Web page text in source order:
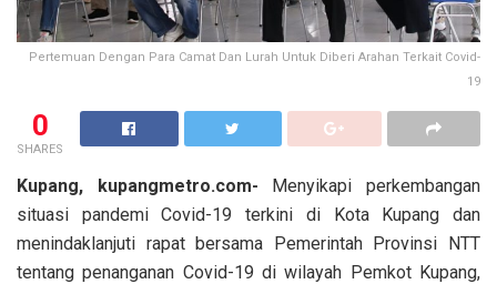
Pertemuan Dengan Para Camat Dan Lurah Untuk Diberi Arahan Terkait Covid-
19
0
SHARES
Kupang, kupangmetro.com- Menyikapi perkembangan
situasi pandemi Covid-19 terkini di Kota Kupang dan
menindaklanjuti rapat bersama Pemerintah Provinsi NTT
tentang penanganan Covid-19 di wilayah Pemkot Kupang,